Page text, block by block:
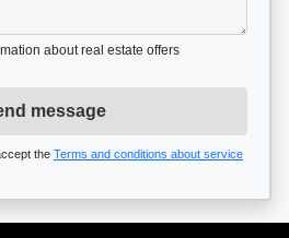
about real estate offers
message
the Terms and conditions about service